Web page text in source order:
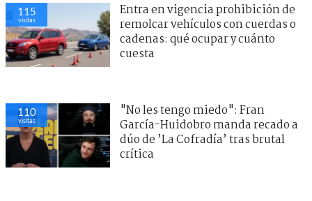
115
visitas
Entra en vigencia prohibición de
remolcar vehículos con cuerdas o
cadenas: qué ocupar y cuánto
cuesta
110
visitas
"No les tengo miedo": Fran
García-Huidobro manda recado a
dúo de ’La Cofradía’ tras brutal
crítica